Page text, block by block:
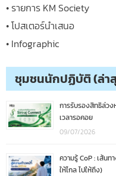
• รายการ KM Society
• โปสเตอร์นำเสนอ
• Infographic
ชุมชนนักปฏิบัติ (ล่า
การรับรองสิทธิล่วง
เวลารอคอย
09/07/2026
ความรู้ CoP : เส้น
ให้ไกล ไปให้ถึง)